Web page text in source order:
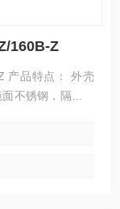
160B-Z
产品特点： 外壳
不锈钢，隔板可
节； 显示为双屏
真空钢化玻璃，